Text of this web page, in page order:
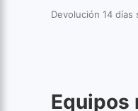
Devolución 14
Equipos